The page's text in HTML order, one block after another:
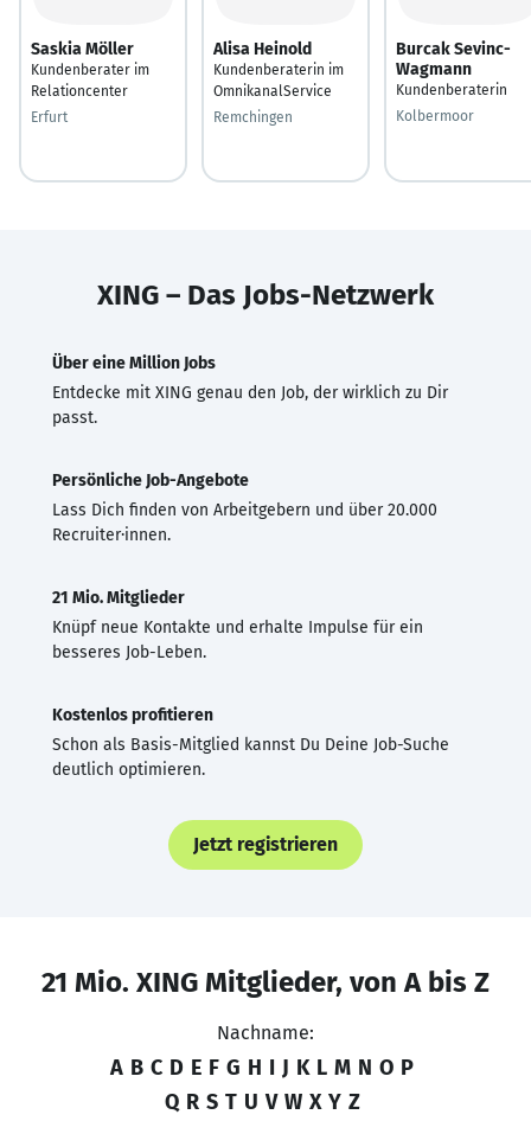
Saskia Möller
Kundenberater im
Relationcenter
Erfurt
Alisa Heinold
Kundenberaterin im
OmnikanalService
Remchingen
Burcak Sevinc-
Wagmann
Kundenberaterin
Kolbermoor
XING – Das Jobs-Netzwerk
Über eine Million Jobs
Entdecke mit XING genau den Job, der wirklich zu Dir
passt.
Persönliche Job-Angebote
Lass Dich finden von Arbeitgebern und über 20.000
Recruiter·innen.
21 Mio. Mitglieder
Knüpf neue Kontakte und erhalte Impulse für ein
besseres Job-Leben.
Kostenlos profitieren
Schon als Basis-Mitglied kannst Du Deine Job-Suche
deutlich optimieren.
Jetzt registrieren
21 Mio. XING Mitglieder, von A bis Z
Nachname:
A B C D E F G H I J K L M N O P
Q R S T U V W X Y Z